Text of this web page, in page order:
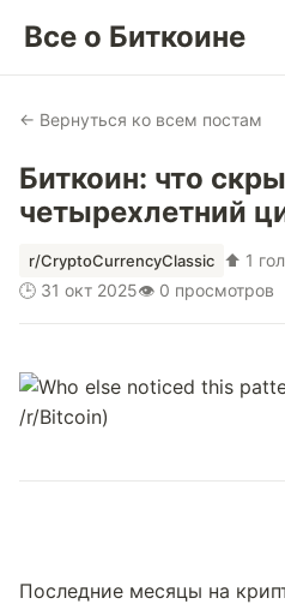
Все о Биткоине
← Вернуться ко всем постам
Биткоин: что
четырехлетний
r/CryptoCurrencyClassic ⬆ 1
🕒 31 окт 2025👁 0 просмотров
Последние месяцы на